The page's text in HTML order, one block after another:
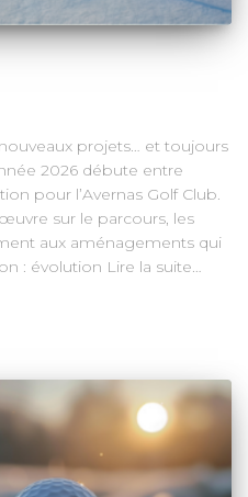
projets… et toujours
2026 débute entre
pour l’Avernas Golf Club.
sur le parcours, les
aux aménagements qui
: évolution Lire la suite…